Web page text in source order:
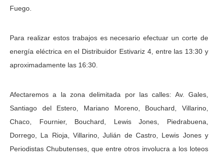
Fuego.
Para realizar estos trabajos es necesario efectuar un corte de
energía eléctrica en el Distribuidor Estivariz 4, entre las 13:30 y
aproximadamente las 16:30.
Afectaremos a la zona delimitada por las calles: Av. Gales,
Santiago del Estero, Mariano Moreno, Bouchard, Villarino,
Chaco, Fournier, Bouchard, Lewis Jones, Piedrabuena,
Dorrego, La Rioja, Villarino, Julián de Castro, Lewis Jones y
Periodistas Chubutenses, que entre otros involucra a los loteos